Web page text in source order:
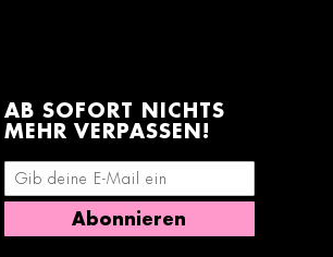
AB SOFORT NICHTS
MEHR VERPASSEN!
E-Mail-Adresse eingeben
Abonnieren